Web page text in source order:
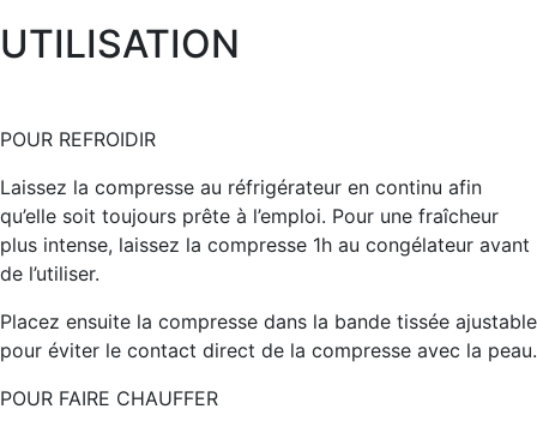
UTILISATION
POUR REFROIDIR
Laissez la compresse au réfrigérateur en continu afin
qu’elle soit toujours prête à l’emploi. Pour une fraîcheur
plus intense, laissez la compresse 1h au congélateur avant
de l’utiliser.
Placez ensuite la compresse dans la bande tissée ajustable
pour éviter le contact direct de la compresse avec la peau.
POUR FAIRE CHAUFFER